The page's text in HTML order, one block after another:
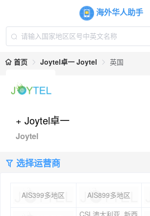
海外华人助手
首页 Joytel卓一 Joytel 英国
+ Joytel卓一
Joytel
选择运营商
AIS399多地区 AIS899多地区